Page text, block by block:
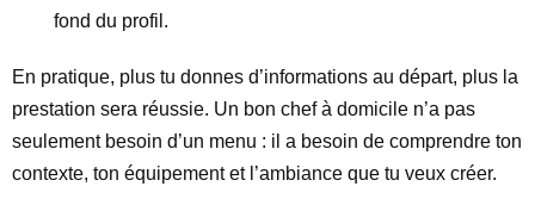
fond du profil.
En pratique, plus tu donnes d’informations au départ, plus la
prestation sera réussie. Un bon chef à domicile n’a pas
seulement besoin d’un menu : il a besoin de comprendre ton
contexte, ton équipement et l’ambiance que tu veux créer.